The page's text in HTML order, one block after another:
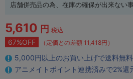
店舗併売品の為、在庫の確保が出来ない
5,610 円 税込
67%OFF （定価との差額 11,418円）
5,000円以上のお買い上げで送料無料
アニメイトポイント連携済みで2%還